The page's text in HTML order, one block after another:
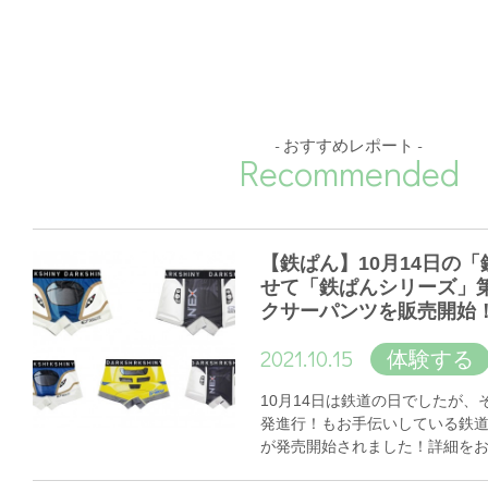
- おすすめレポート -
Recommended
【鉄ぱん】10月14日の
せて「鉄ぱんシリーズ」
クサーパンツを販売開始
2021.10.15 体験する
10月14日は鉄道の日でしたが、
発進行！もお手伝いしている鉄
が発売開始されました！詳細をお